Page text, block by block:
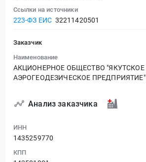
Ссылки на источники
223-ФЗ ЕИС 32211420501
Заказчик
Наименование
АКЦИОНЕРНОЕ ОБЩЕСТВО "ЯКУТСКОЕ
АЭРОГЕОДЕЗИЧЕСКОЕ ПРЕДПРИЯТИЕ"
Анализ заказчика
ИНН
1435259770
КПП